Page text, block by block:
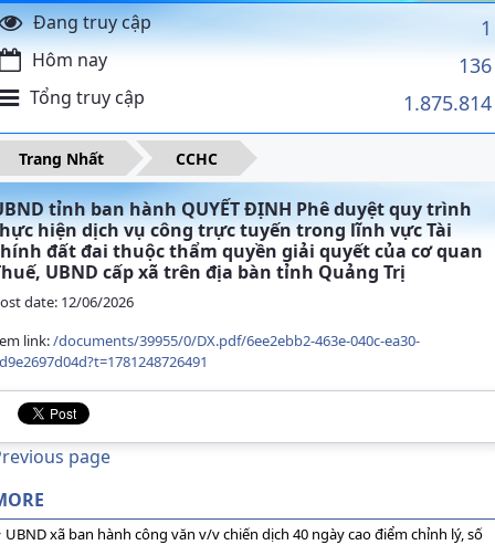
Đang truy cập
1
Hôm nay 136
Tổng truy cập 1.875.814
Trang Nhất CCHC
tỉnh ban hành QUYẾT ĐỊNH Phê duyệt quy trình
hiện dịch vụ công trực tuyến trong lĩnh vực Tài
đất đai thuộc thẩm quyền giải quyết của cơ quan
UBND cấp xã trên địa bàn tỉnh Quảng Trị
date: 12/06/2026
link:/documents/39955/0/DX.pdf/6ee2ebb2-463e-040c-ea30-
page
UBND xã ban hành công văn v/v chiến dịch 40 ngày cao điểm chỉnh lý, số